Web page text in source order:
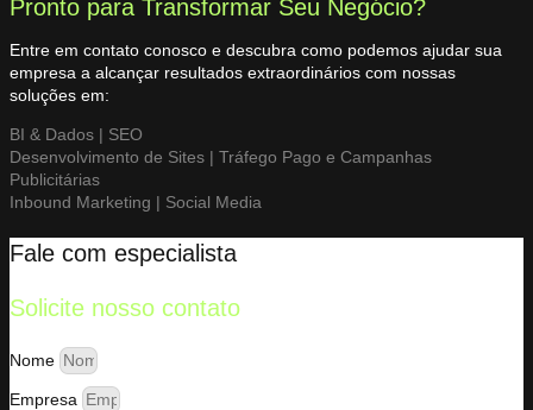
Pronto para Transformar Seu Negócio?
Entre em contato conosco e descubra como podemos ajudar sua
empresa a alcançar resultados extraordinários com nossas
soluções em:
BI & Dados | SEO
Desenvolvimento de Sites | Tráfego Pago e Campanhas
Publicitárias
Inbound Marketing | Social Media
Fale com especialista
Solicite nosso contato
Nome
Empresa